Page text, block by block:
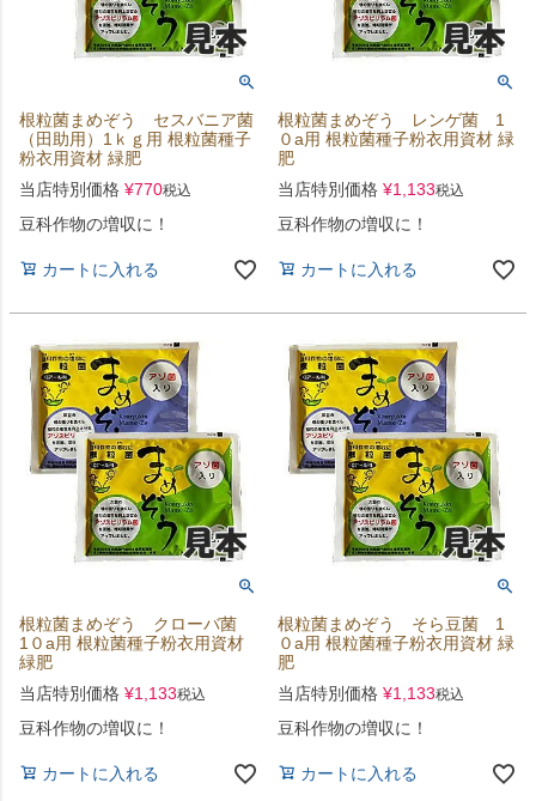
根粒菌まめぞう セスバニア菌
（田助用）1ｋｇ用 根粒菌種子
粉衣用資材 緑肥
当店特別価格 ¥770税込
豆科作物の増収に！
カートに入れる
根粒菌まめぞう レンゲ菌 1
０a用 根粒菌種子粉衣用資材 緑
肥
当店特別価格 ¥1,133税込
豆科作物の増収に！
カートに入れる
根粒菌まめぞう クローバ菌
1０a用 根粒菌種子粉衣用資材
緑肥
当店特別価格 ¥1,133税込
豆科作物の増収に！
カートに入れる
根粒菌まめぞう そら豆菌 1
０a用 根粒菌種子粉衣用資材 緑
肥
当店特別価格 ¥1,133税込
豆科作物の増収に！
カートに入れる